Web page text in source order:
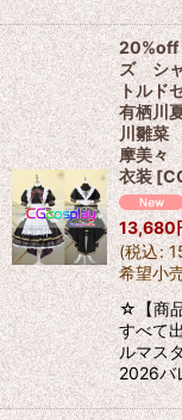
20%off
ズ シ
トルド
有栖川
川雛菜
摩美々
衣装 [
13,680
(税込:
希望小
☆【商
すべて
ルマス
2026バ